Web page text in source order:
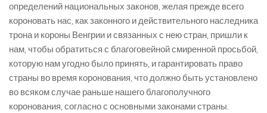
определений национальных законов, желая прежде всего
короновать нас, как законного и действительного наследника
трона и короны Венгрии и связанных с нею стран, пришли к
нам, чтобы обратиться с благоговейной смиренной просьбой,
которую нам угодно было принять, и гарантировать право
страны во время коронования, что должно быть установлено
во всяком случае раньше нашего благополучного
коронования, согласно с основными законами страны.